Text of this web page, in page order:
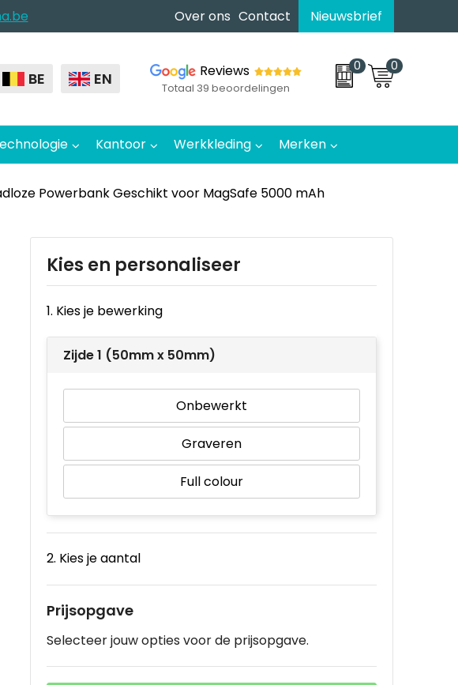
Over ons Contact Nieuwsbrief
BE EN Reviews
Totaal 39 beoordelingen
0 0
Kantoor Werkkleding Merken
Powerbank Geschikt voor MagSafe 5000 mAh
Kies en personaliseer
1. Kies je bewerking
Zijde 1 (50mm x 50mm)
Onbewerkt
Graveren
Full colour
2. Kies je aantal
Prijsopgave
Selecteer jouw opties voor de prijsopgave.